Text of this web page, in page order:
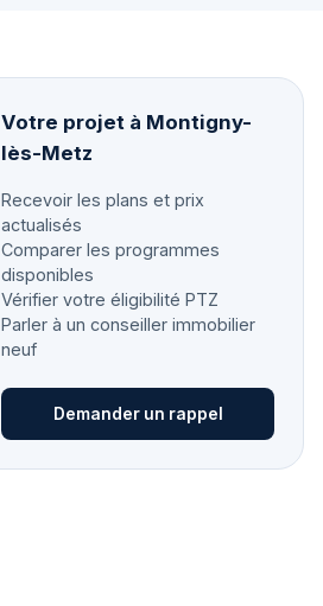
Votre projet à Montigny-
lès-Metz
Recevoir les plans et prix
actualisés
Comparer les programmes
disponibles
Vérifier votre éligibilité PTZ
Parler à un conseiller immobilier
neuf
Demander un rappel